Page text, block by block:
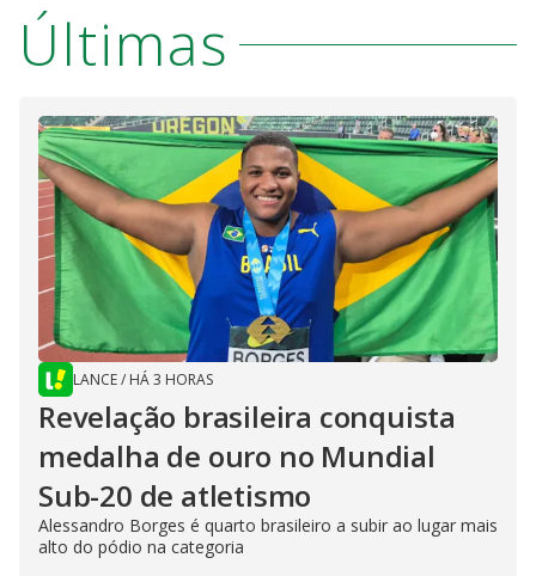
Últimas
LANCE/ HÁ 3 HORAS
Revelação brasileira conquista
medalha de ouro no Mundial
Sub-20 de atletismo
Alessandro Borges é quarto brasileiro a subir ao lugar mais
alto do pódio na categoria